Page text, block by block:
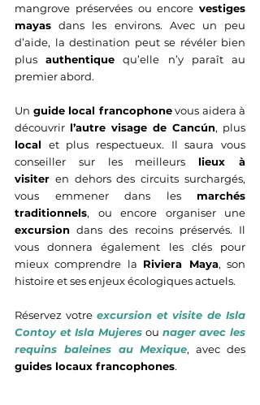
mangrove préservées ou encore vestiges
mayas dans les environs. Avec un peu
d’aide, la destination peut se révéler bien
plus authentique qu’elle n’y paraît au
premier abord.
Un guide local francophone vous aidera à
découvrir l’autre visage de Cancún
local et plus respectueux. Il saura vous
conseiller sur les meilleurs lieux à
visiter en dehors des circuits surchargés,
vous emmener dans les marchés
traditionnels
excursion dans des recoins préservés. Il
vous donnera également les clés pour
mieux comprendre la Riviera Maya, son
histoire et ses enjeux écologiques actuels.
Réservez votre excursion et visite de Isla
Contoy et Isla Mujeres ou nager avec les
requins baleines au Mexique
guides locaux francophones.